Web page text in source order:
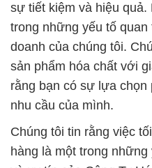
sự tiết kiệm và hiệu quả.
trong những yếu tố
doanh của chúng tôi.
sản phẩm hóa chất với
rằng bạn có sự lựa
nhu cầu của mình.
Chúng tôi tin rằng việc
hàng là một trong